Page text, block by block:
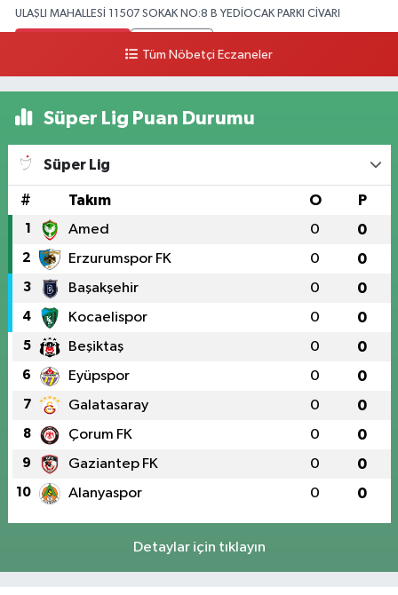
ULAŞLI MAHALLESİ 11507 SOKAK NO:8 B YEDİOCAK PARKI CİVARI
Tüm Nöbetçi Eczaneler
Süper Lig Puan Durumu
Süper Lig
# Takım O P
1 Amed 0 0
2 Erzurumspor FK 0 0
3 Başakşehir 0 0
4 Kocaelispor 0 0
5 Beşiktaş 0 0
6 Eyüpspor 0 0
7 Galatasaray 0 0
8 Çorum FK 0 0
9 Gaziantep FK 0 0
10 Alanyaspor 0 0
Detaylar için tıklayın